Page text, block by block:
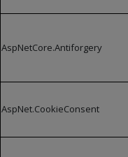
AspNetCore.Antiforgery
AspNet.CookieConsent